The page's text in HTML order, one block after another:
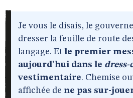
Je vous le disais, le
dresser la feuille de route
langage. Et le premier
aujourd’hui dans le dress-
vestimentaire. Chemise
affichée de ne pas sur-